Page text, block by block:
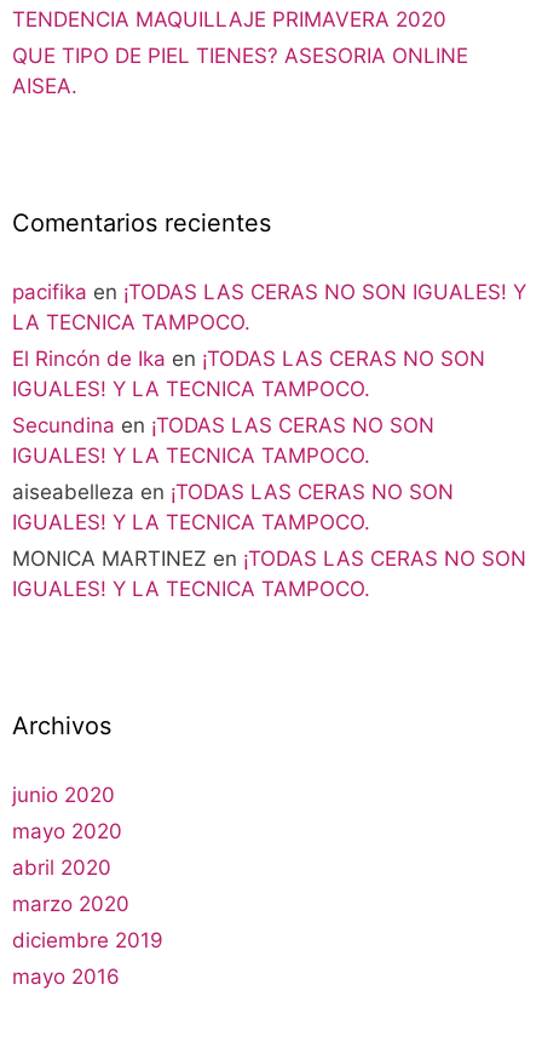
TENDENCIA MAQUILLAJE PRIMAVERA 2020
QUE TIPO DE PIEL TIENES? ASESORIA ONLINE
AISEA.
Comentarios recientes
pacifika en ¡TODAS LAS CERAS NO SON IGUALES! Y
LA TECNICA TAMPOCO.
El Rincón de Ika en ¡TODAS LAS CERAS NO SON
IGUALES! Y LA TECNICA TAMPOCO.
Secundina en ¡TODAS LAS CERAS NO SON
IGUALES! Y LA TECNICA TAMPOCO.
aiseabelleza en ¡TODAS LAS CERAS NO SON
IGUALES! Y LA TECNICA TAMPOCO.
MONICA MARTINEZ en ¡TODAS LAS CERAS NO SON
IGUALES! Y LA TECNICA TAMPOCO.
Archivos
junio 2020
mayo 2020
abril 2020
marzo 2020
diciembre 2019
mayo 2016